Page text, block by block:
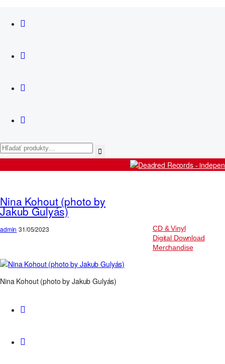
CD & Vinyl
Digital Download
Merchandise
Nina Kohout (photo by
Jakub Gulyás)
admin 31/05/2023
Nina Kohout (photo by Jakub Gulyás)